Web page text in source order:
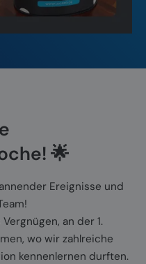
🌟
Ereignisse und
an der 1.
wo wir zahlreiche
kennenlernen durften.